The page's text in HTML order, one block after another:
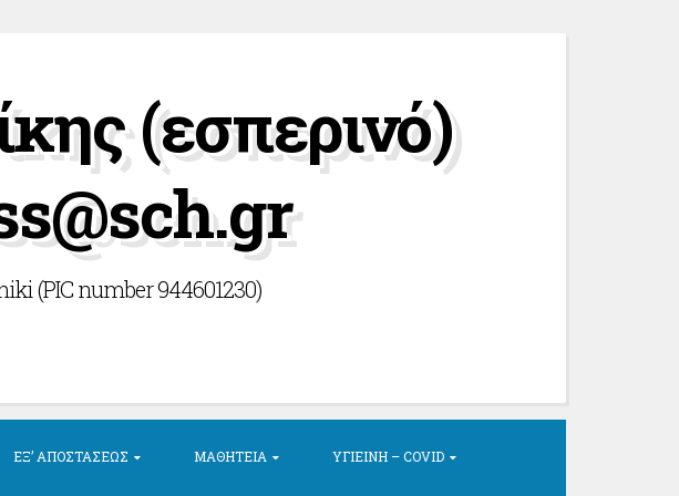
(εσπερινό)
(PIC number 944601230)
ΕΞ’ ΑΠΟΣΤΆΣΕΩΣ ΜΑΘΗΤΕΊΑ ΥΓΙΕΙΝΉ – COVID